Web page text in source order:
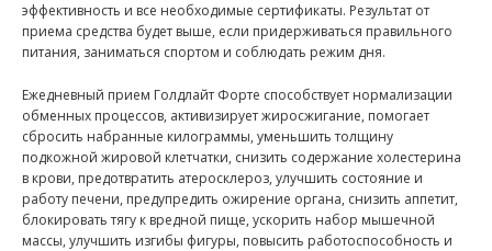
эффективность и все необходимые сертификаты. Результат от
приема средства будет выше, если придерживаться правильного
питания, заниматься спортом и соблюдать режим дня.
Ежедневный прием Голдлайт Форте способствует нормализации
обменных процессов, активизирует жиросжигание, помогает
сбросить набранные килограммы, уменьшить толщину
подкожной жировой клетчатки, снизить содержание холестерина
в крови, предотвратить атеросклероз, улучшить состояние и
работу печени, предупредить ожирение органа, снизить аппетит,
блокировать тягу к вредной пище, ускорить набор мышечной
массы, улучшить изгибы фигуры, повысить работоспособность и